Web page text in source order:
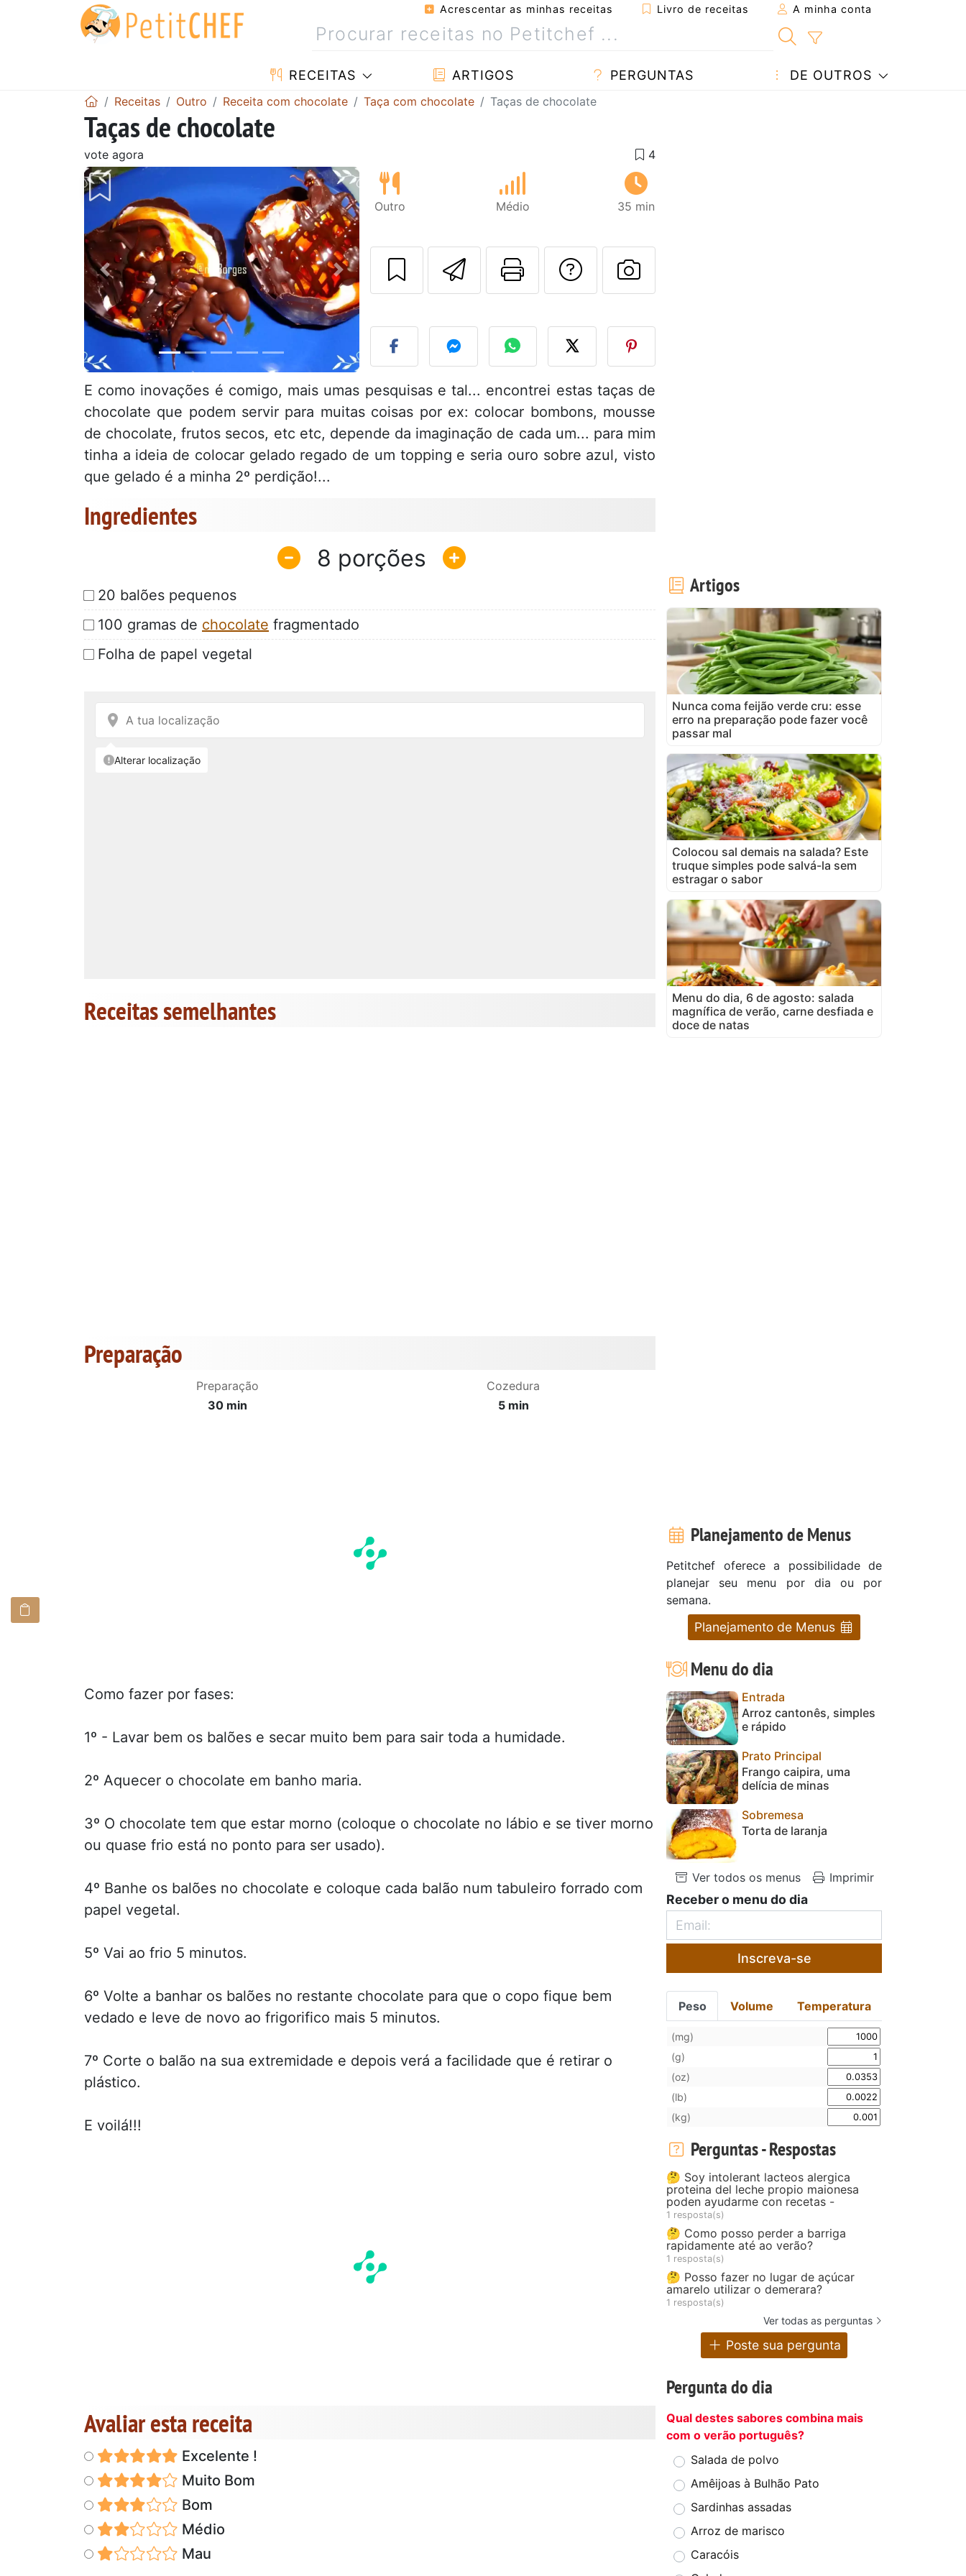
Acrescentar as minhas receitas Livro de receitas A minha conta
RECEITAS ARTIGOS PERGUNTAS DE OUTROS
Receitas Outro Receita com chocolate Taça com chocolate Taças de chocolate
Taças de chocolate
vote agora
Anterior Next
Outro Médio 35 min
Enviar esta receita a um amigo
Imprima esta página
Falar com o autor da receita
Fez esta receita? Compartilhe
E como inovações é comigo, mais umas pesquisas e tal... encontrei estas taças de
chocolate que podem servir para muitas coisas por ex: colocar bombons, mousse
de chocolate, frutos secos, etc etc, depende da imaginação de cada um... para mim
tinha a ideia de colocar gelado regado de um topping e seria ouro sobre azul, visto
que gelado é a minha 2º perdição!...
Ingredientes
8
20 balões pequenos
100 gramas de chocolate fragmentado
Folha de papel vegetal
Receitas semelhantes
Preparação
Preparação
30 min
Cozedura
5 min
Como fazer por fases:
1º - Lavar bem os balões e secar muito bem para sair toda a humidade.
2º Aquecer o chocolate em banho maria.
3º O chocolate tem que estar morno (coloque o chocolate no lábio e se tiver morno
ou quase frio está no ponto para ser usado).
4º Banhe os balões no chocolate e coloque cada balão num tabuleiro forrado com
papel vegetal.
5º Vai ao frio 5 minutos.
6º Volte a banhar os balões no restante chocolate para que o copo fique bem
vedado e leve de novo ao frigorifico mais 5 minutos.
7º Corte o balão na sua extremidade e depois verá a facilidade que é retirar o
plástico.
E voilá!!!
Avaliar esta receita
Excelente !
Muito Bom
Bom
Médio
Mau
Artigos
Nunca coma feijão verde cru: esse
erro na preparação pode fazer você
passar mal
Colocou sal demais na salada? Este
truque simples pode salvá-la sem
estragar o sabor
Menu do dia, 6 de agosto: salada
magnífica de verão, carne desfiada e
doce de natas
Planejamento de Menus
Petitchef oferece a possibilidade de
planejar seu menu por dia ou por
semana.
Planejamento de Menus
Menu do dia
Entrada
Arroz cantonês, simples
e rápido
Prato Principal
Frango caipira, uma
delícia de minas
Sobremesa
Torta de laranja
Ver todos os menus Imprimir
Receber o menu do dia
Inscreva-se
Peso Volume Temperatura
(mg)
(g)
(oz)
(lb)
(kg)
Perguntas - Respostas
🤔 Soy intolerant lacteos alergica
proteina del leche propio maionesa
poden ayudarme con recetas -
1 resposta(s)
🤔 Como posso perder a barriga
rapidamente até ao verão?
1 resposta(s)
🤔 Posso fazer no lugar de açúcar
amarelo utilizar o demerara?
1 resposta(s)
Ver todas as perguntas
Poste sua pergunta
Pergunta do dia
Qual destes sabores combina mais
com o verão português?
Salada de polvo
Amêijoas à Bulhão Pato
Sardinhas assadas
Arroz de marisco
Caracóis